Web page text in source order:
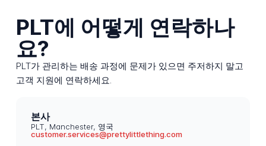
PLT에 어떻게 연락하나
요?
PLT가 관리하는 배송 과정에 문제가 있으면 주저하지 말고
고객 지원에 연락하세요.
본사
PLT, Manchester, 영국
customer.services@prettylittlething.com